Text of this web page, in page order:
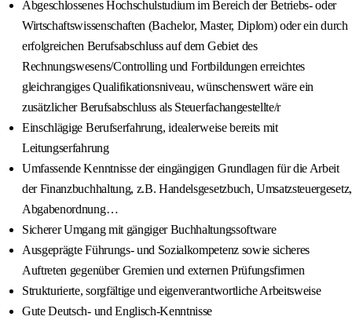
Abgeschlossenes Hochschulstudium im Bereich der Betriebs- oder
Wirtschaftswissenschaften (Bachelor, Master, Diplom) oder ein durch
erfolgreichen Berufsabschluss auf dem Gebiet des
Rechnungswesens/Controlling und Fortbildungen erreichtes
gleichrangiges Qualifikationsniveau, wünschenswert wäre ein
zusätzlicher Berufsabschluss als Steuerfachangestellte/r
Einschlägige Berufserfahrung, idealerweise bereits mit
Leitungserfahrung
Umfassende Kenntnisse der eingängigen Grundlagen für die Arbeit
der Finanzbuchhaltung, z.B. Handelsgesetzbuch, Umsatzsteuergesetz,
Abgabenordnung…
Sicherer Umgang mit gängiger Buchhaltungssoftware
Ausgeprägte Führungs- und Sozialkompetenz sowie sicheres
Auftreten gegenüber Gremien und externen Prüfungsfirmen
Strukturierte, sorgfältige und eigenverantwortliche Arbeitsweise
Gute Deutsch- und Englisch-Kenntnisse